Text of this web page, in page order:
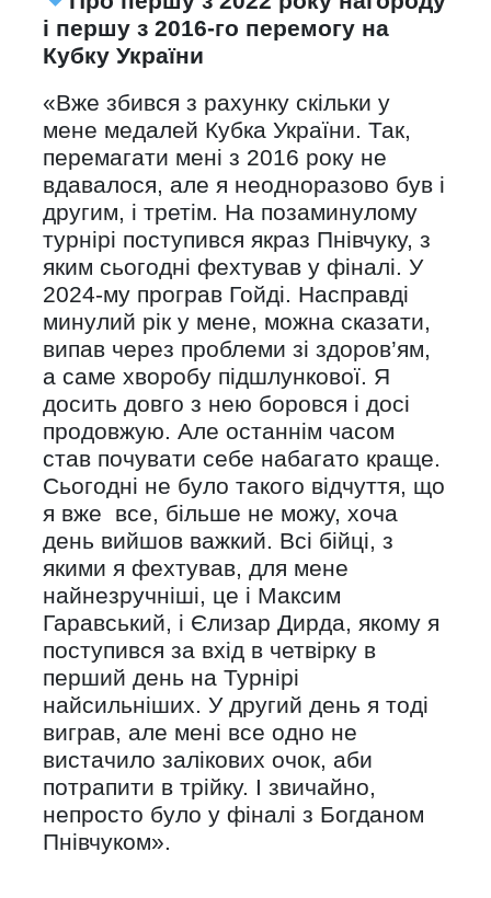
і першу з 2016-го перемогу на
Кубку України
«Вже збився з рахунку скільки у
мене медалей Кубка України. Так,
перемагати мені з 2016 року не
вдавалося, але я неодноразово був і
другим, і третім. На позаминулому
турнірі поступився якраз Пнівчуку, з
яким сьогодні фехтував у фіналі. У
2024-му програв Гойді. Насправді
минулий рік у мене, можна сказати,
випав через проблеми зі здоров’ям,
а саме хворобу підшлункової. Я
досить довго з нею боровся і досі
продовжую. Але останнім часом
став почувати себе набагато краще.
Сьогодні не було такого відчуття, що
я вже все, більше не можу, хоча
день вийшов важкий. Всі бійці, з
якими я фехтував, для мене
найнезручніші, це і Максим
Гаравський, і Єлизар Дирда, якому я
поступився за вхід в четвірку в
перший день на Турнірі
найсильніших. У другий день я тоді
виграв, але мені все одно не
вистачило залікових очок, аби
потрапити в трійку. І звичайно,
непросто було у фіналі з Богданом
Пнівчуком».